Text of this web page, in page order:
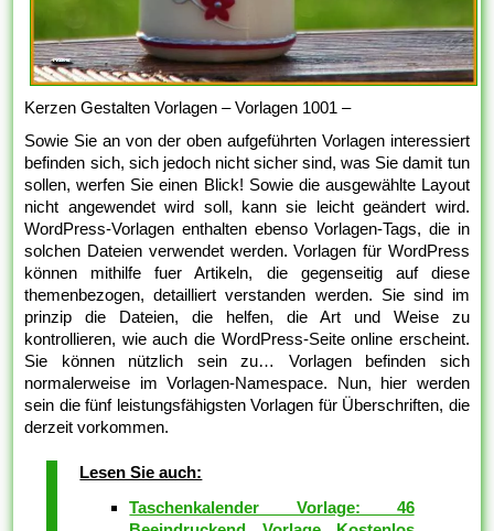
Kerzen Gestalten Vorlagen – Vorlagen 1001 –
Sowie Sie an von der oben aufgeführten Vorlagen interessiert
befinden sich, sich jedoch nicht sicher sind, was Sie damit tun
sollen, werfen Sie einen Blick! Sowie die ausgewählte Layout
nicht angewendet wird soll, kann sie leicht geändert wird.
WordPress-Vorlagen enthalten ebenso Vorlagen-Tags, die in
solchen Dateien verwendet werden. Vorlagen für WordPress
können mithilfe fuer Artikeln, die gegenseitig auf diese
themenbezogen, detailliert verstanden werden. Sie sind im
prinzip die Dateien, die helfen, die Art und Weise zu
kontrollieren, wie auch die WordPress-Seite online erscheint.
Sie können nützlich sein zu… Vorlagen befinden sich
normalerweise im Vorlagen-Namespace. Nun, hier werden
sein die fünf leistungsfähigsten Vorlagen für Überschriften, die
derzeit vorkommen.
Lesen Sie auch:
Taschenkalender Vorlage: 46